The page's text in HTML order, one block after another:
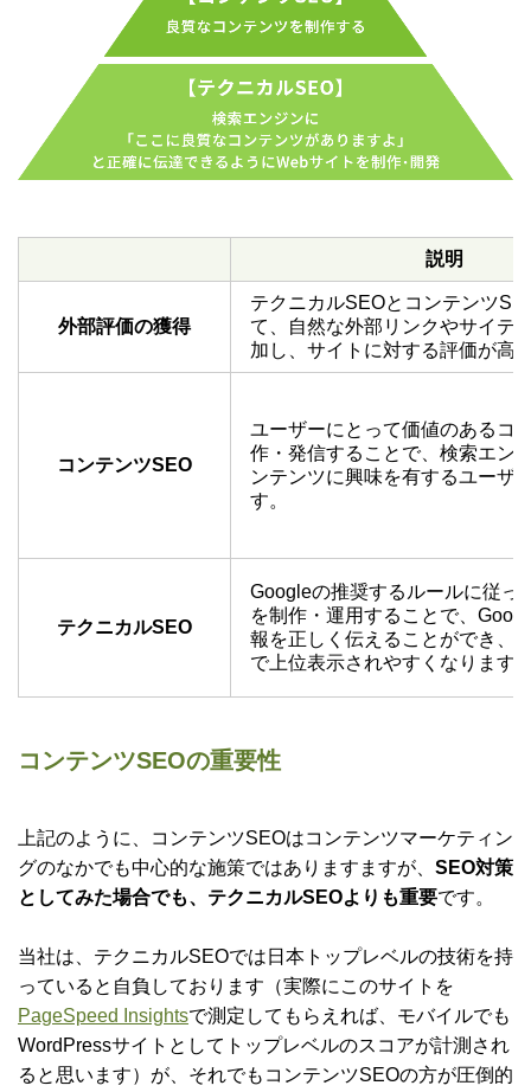
説明
外部評価の獲得
テクニカルSEOとコンテンツ
て、自然な外部リンクやサイテ
加し、サイトに対する評価が高
コンテンツSEO
ユーザーにとって価値のあるコ
作・発信することで、検索エン
ンテンツに興味を有するユーザ
す。
テクニカルSEO
Googleの推奨するルールに従っ
を制作・運用することで、
報を正しく伝えることができ、
で上位表示されやすくなります
コンテンツSEOの重要性
上記のように、コンテンツSEOはコンテンツマーケティン
グのなかでも中心的な施策ではありますますが、 SEO対策
としてみた場合でも、テクニカルSEOよりも重要です。
当社は、テクニカルSEOでは日本トップレベルの技術を持
っていると自負しております（実際にこのサイトを
PageSpeed Insightsで測定してもらえれば、モバイルでも
WordPressサイトとしてトップレベルのスコアが計測され
ると思います）が、それでもコンテンツSEOの方が圧倒的